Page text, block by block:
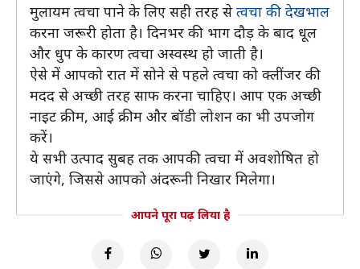
मुलायम त्वचा पाने के लिए सही तरह सेत्वचा की देखभाल
करना जरूरी होता है। दिनभर की भाग दौड़ के बाद धूल
और धुप के कारण त्वचा अस्वस्थ हो जाती है।
ऐसे में आपको रात में सोने से पहले त्वचा को क्लींजर की
मदद से अच्छी तरह साफ करना चाहिए। आप एक अच्छी
नाइट क्रीम, आई क्रीम और बॉडी लोशन का भी उपजोग
करें।
ये सभी उत्पाद सुबह तक आपकी त्वचा में अवशोषित हो
जाएंगे, जिससे आपको अंदरूनी निखार मिलेगा।
आपने पूरा पढ़ लिया है